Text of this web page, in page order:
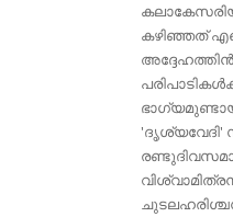
കഴിഞ്ഞത്
'ദൃശ്യവേദി'